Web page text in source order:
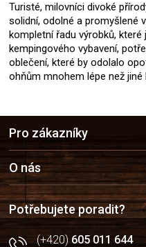
Turisté, milovníci divoké
solidní, odolné a promyšlené
kompletní řadu výrobků,
kempingového vybavení,
oblečení, které by odolalo
ohňům mnohem lépe než jiné
a
t
í
Pro zákazníky
O nás
Potřebujete poradit?
(+420)605 011 644